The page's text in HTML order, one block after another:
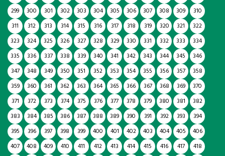
299
300 301 302 303 304 305 306 307 308 309
310
311
312 313 314 315 316 317 318 319 320 321
322
323
324 325 326 327 328 329 330 331 332 333
334
335
336 337 338 339 340 341 342 343 344 345
346
347
348 349 350 351 352 353 354 355 356 357
358
359
360 361 362 363 364 365 366 367 368 369
370
371
372 373 374 375 376 377 378 379 380 381
382
383
384 385 386 387 388 389 390 391 392 393
394
395
396 397 398 399 400 401 402 403 404 405
406
407
408 409 410 411 412 413 414 415 416 417
418